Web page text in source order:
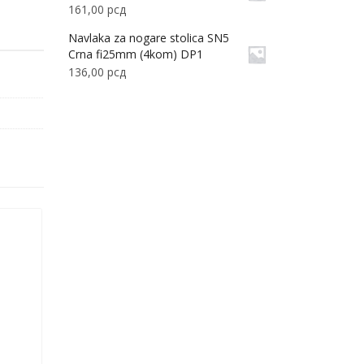
161,00 рсд
Navlaka za nogare stolica SN5
Crna fi25mm (4kom) DP1
136,00 рсд